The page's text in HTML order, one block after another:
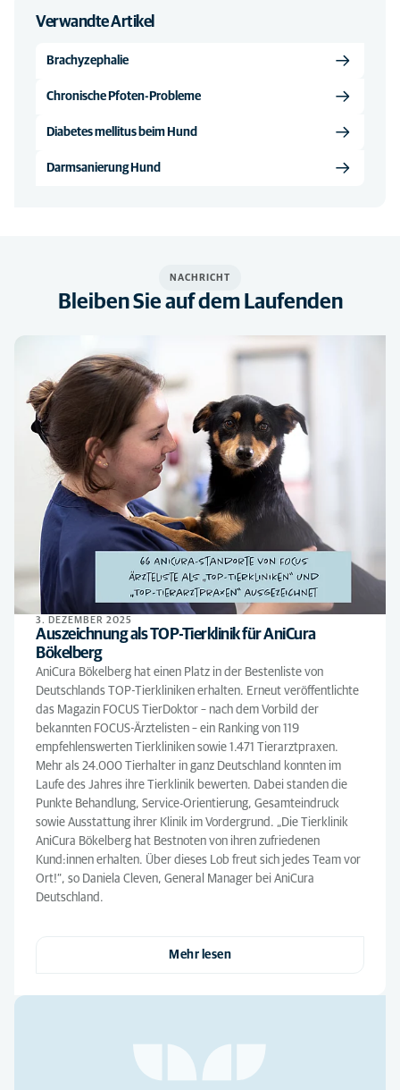
Verwandte Artikel
Brachyzephalie
Chronische Pfoten-Probleme
Diabetes mellitus beim Hund
Darmsanierung Hund
NACHRICHT
Bleiben Sie auf dem Laufenden
3. DEZEMBER 2025
Auszeichnung als TOP-Tierklinik für AniCura
Bökelberg
AniCura Bökelberg hat einen Platz in der Bestenliste von
Deutschlands TOP-Tierkliniken erhalten. Erneut veröffentlichte
das Magazin FOCUS TierDoktor – nach dem Vorbild der
bekannten FOCUS-Ärztelisten – ein Ranking von 119
empfehlenswerten Tierkliniken sowie 1.471 Tierarztpraxen.
Mehr als 24.000 Tierhalter in ganz Deutschland konnten im
Laufe des Jahres ihre Tierklinik bewerten. Dabei standen die
Punkte Behandlung, Service-Orientierung, Gesamteindruck
sowie Ausstattung ihrer Klinik im Vordergrund. „Die Tierklinik
AniCura Bökelberg hat Bestnoten von ihren zufriedenen
Kund:innen erhalten. Über dieses Lob freut sich jedes Team vor
Ort!“, so Daniela Cleven, General Manager bei AniCura
Deutschland.
Mehr lesen